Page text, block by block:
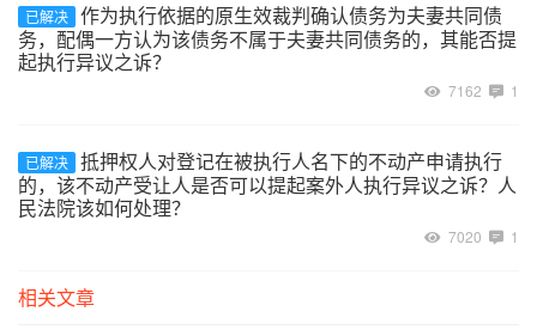
已解决 作为执行依据的原生效裁判确认债务为夫妻共同债
务，配偶一方认为该债务不属于夫妻共同债务的，其能否提
起执行异议之诉？
7162 1
已解决 抵押权人对登记在被执行人名下的不动产申请执行
的，该不动产受让人是否可以提起案外人执行异议之诉？人
民法院该如何处理？
7020 1
相关文章